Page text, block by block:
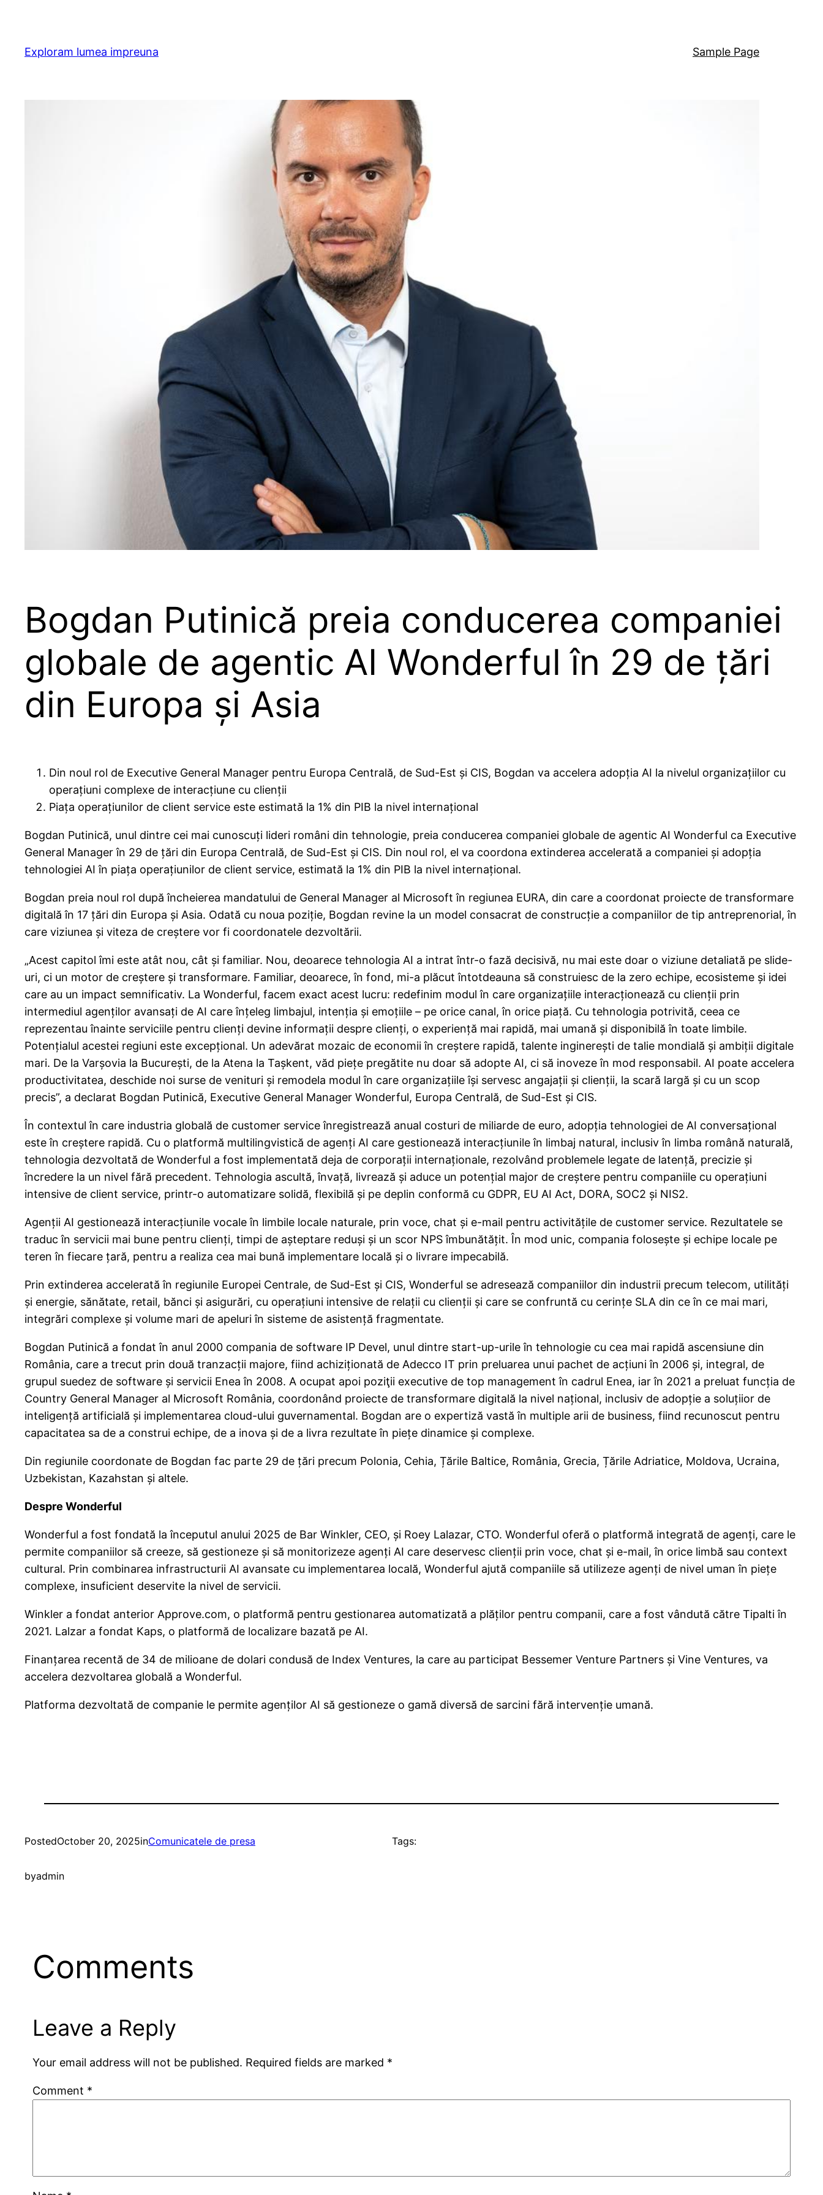
content
Exploram lumea impreuna Sample Page
Bogdan Putinică preia conducerea companiei
globale de agentic AI Wonderful în 29 de țări
din Europa și Asia
Din noul rol de Executive General Manager pentru Europa Centrală, de Sud-Est și CIS, Bogdan va accelera adopția AI la nivelul organizațiilor cu
operațiuni complexe de interacțiune cu clienții
Piața operațiunilor de client service este estimată la 1% din PIB la nivel internațional
Bogdan Putinică, unul dintre cei mai cunoscuți lideri români din tehnologie, preia conducerea companiei globale de agentic AI Wonderful ca Executive
General Manager în 29 de țări din Europa Centrală, de Sud-Est și CIS. Din noul rol, el va coordona extinderea accelerată a companiei și adopția
tehnologiei AI în piața operațiunilor de client service, estimată la 1% din PIB la nivel internațional.
Bogdan preia noul rol după încheierea mandatului de General Manager al Microsoft în regiunea EURA, din care a coordonat proiecte de transformare
digitală în 17 țări din Europa și Asia. Odată cu noua poziție, Bogdan revine la un model consacrat de construcție a companiilor de tip antreprenorial, în
care viziunea și viteza de creștere vor fi coordonatele dezvoltării.
„Acest capitol îmi este atât nou, cât și familiar. Nou, deoarece tehnologia AI a intrat într-o fază decisivă, nu mai este doar o viziune detaliată pe slide-
uri, ci un motor de creștere și transformare. Familiar, deoarece, în fond, mi-a plăcut întotdeauna să construiesc de la zero echipe, ecosisteme și idei
care au un impact semnificativ. La Wonderful, facem exact acest lucru: redefinim modul în care organizațiile interacționează cu clienții prin
intermediul agenților avansați de AI care înțeleg limbajul, intenția și emoțiile – pe orice canal, în orice piață. Cu tehnologia potrivită, ceea ce
reprezentau înainte serviciile pentru clienți devine informații despre clienți, o experiență mai rapidă, mai umană și disponibilă în toate limbile.
Potențialul acestei regiuni este excepțional. Un adevărat mozaic de economii în creștere rapidă, talente inginerești de talie mondială și ambiții digitale
mari. De la Varșovia la București, de la Atena la Tașkent, văd piețe pregătite nu doar să adopte AI, ci să inoveze în mod responsabil. AI poate accelera
productivitatea, deschide noi surse de venituri și remodela modul în care organizațiile își servesc angajații și clienții, la scară largă și cu un scop
precis”, a declarat Bogdan Putinică, Executive General Manager Wonderful, Europa Centrală, de Sud-Est și CIS.
În contextul în care industria globală de customer service înregistrează anual costuri de miliarde de euro, adopția tehnologiei de AI conversațional
este în creștere rapidă. Cu o platformă multilingvistică de agenți AI care gestionează interacțiunile în limbaj natural, inclusiv în limba română naturală,
tehnologia dezvoltată de Wonderful a fost implementată deja de corporații internaționale, rezolvând problemele legate de latență, precizie și
încredere la un nivel fără precedent. Tehnologia ascultă, învață, livrează și aduce un potențial major de creștere pentru companiile cu operațiuni
intensive de client service, printr-o automatizare solidă, flexibilă și pe deplin conformă cu GDPR, EU AI Act, DORA, SOC2 și NIS2.
Agenții AI gestionează interacțiunile vocale în limbile locale naturale, prin voce, chat și e-mail pentru activitățile de customer service. Rezultatele se
traduc în servicii mai bune pentru clienți, timpi de așteptare reduși și un scor NPS îmbunătățit. În mod unic, compania folosește și echipe locale pe
teren în fiecare țară, pentru a realiza cea mai bună implementare locală și o livrare impecabilă.
Prin extinderea accelerată în regiunile Europei Centrale, de Sud-Est și CIS, Wonderful se adresează companiilor din industrii precum telecom, utilități
și energie, sănătate, retail, bănci și asigurări, cu operațiuni intensive de relații cu clienții și care se confruntă cu cerințe SLA din ce în ce mai mari,
integrări complexe și volume mari de apeluri în sisteme de asistență fragmentate.
Bogdan Putinică a fondat în anul 2000 compania de software IP Devel, unul dintre start-up-urile în tehnologie cu cea mai rapidă ascensiune din
România, care a trecut prin două tranzacții majore, fiind achiziționată de Adecco IT prin preluarea unui pachet de acțiuni în 2006 și, integral, de
grupul suedez de software și servicii Enea în 2008. A ocupat apoi poziţii executive de top management în cadrul Enea, iar în 2021 a preluat funcția de
Country General Manager al Microsoft România, coordonând proiecte de transformare digitală la nivel național, inclusiv de adopție a soluțiior de
inteligență artificială și implementarea cloud-ului guvernamental. Bogdan are o expertiză vastă în multiple arii de business, fiind recunoscut pentru
capacitatea sa de a construi echipe, de a inova și de a livra rezultate în piețe dinamice și complexe.
Din regiunile coordonate de Bogdan fac parte 29 de țări precum Polonia, Cehia, Țările Baltice, România, Grecia, Țările Adriatice, Moldova, Ucraina,
Uzbekistan, Kazahstan și altele.
Despre Wonderful
Wonderful a fost fondată la începutul anului 2025 de Bar Winkler, CEO, și Roey Lalazar, CTO. Wonderful oferă o platformă integrată de agenți, care le
permite companiilor să creeze, să gestioneze și să monitorizeze agenți AI care deservesc clienții prin voce, chat și e-mail, în orice limbă sau context
cultural. Prin combinarea infrastructurii AI avansate cu implementarea locală, Wonderful ajută companiile să utilizeze agenți de nivel uman în piețe
complexe, insuficient deservite la nivel de servicii.
Winkler a fondat anterior Approve.com, o platformă pentru gestionarea automatizată a plăților pentru companii, care a fost vândută către Tipalti în
2021. Lalzar a fondat Kaps, o platformă de localizare bazată pe AI.
Finanțarea recentă de 34 de milioane de dolari condusă de Index Ventures, la care au participat Bessemer Venture Partners și Vine Ventures, va
accelera dezvoltarea globală a Wonderful.
Platforma dezvoltată de companie le permite agenților AI să gestioneze o gamă diversă de sarcini fără intervenție umană.
PostedOctober 20, 2025inComunicatele de presa
byadmin
Tags:
Comments
Leave a Reply
Your email address will not be published. Required fields are marked *
Comment *